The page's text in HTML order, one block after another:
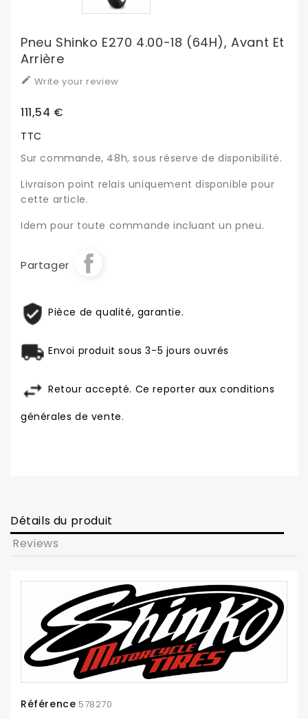
Pneu Shinko E270 4.00-18 (64H), Avant Et
Arrière
 Write your review
111,54 €
TTC
Sur commande, 48h, sous réserve de disponibilité.
Livraison point relais uniquement disponible pour
cette article.
Idem pour toute commande incluant un pneu.
Partager
Pièce de qualité, garantie.
Envoi produit sous 3-5 jours ouvrés
Retour accepté. Ce reporter aux conditions
générales de vente.
Détails du produit
Reviews
Référence 578270